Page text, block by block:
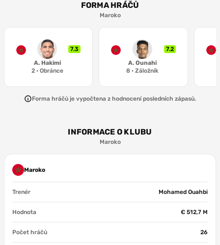
FORMA HRÁČŮ
Maroko
A. Hakimi
2 · Obránce
7.3
A. Ounahi
8 · Záložník
7.2
Forma hráčů je vypočtena z hodnocení posledních zápasů.
INFORMACE O KLUBU
Maroko
Maroko
Trenér Mohamed Ouahbi
Hodnota € 512,7 M
Počet hráčů 26